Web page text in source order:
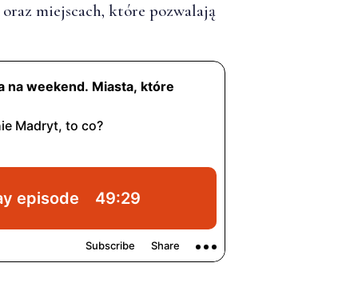
miejscach, które pozwalają